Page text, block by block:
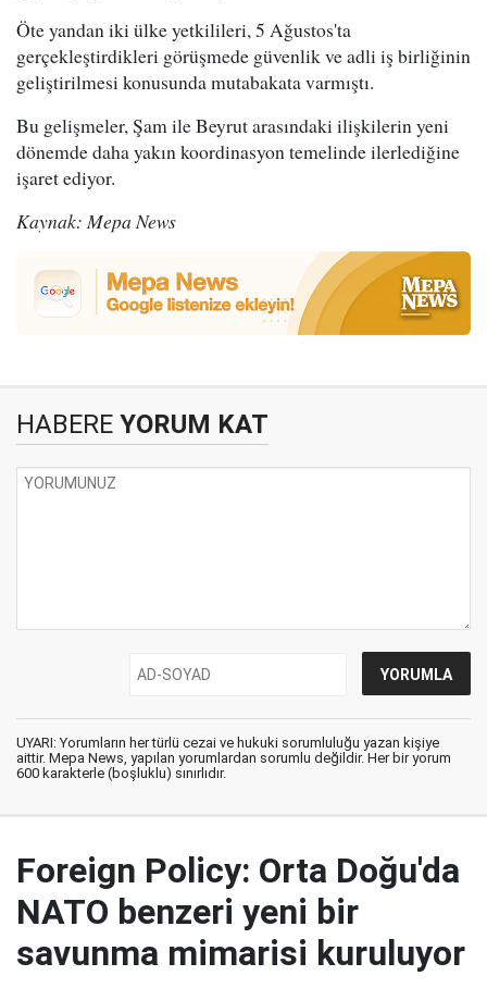
Öte yandan iki ülke yetkilileri, 5 Ağustos'ta
gerçekleştirdikleri görüşmede güvenlik ve adli iş birliğinin
geliştirilmesi konusunda mutabakata varmıştı.
Bu gelişmeler, Şam ile Beyrut arasındaki ilişkilerin yeni
dönemde daha yakın koordinasyon temelinde ilerlediğine
işaret ediyor.
Kaynak: Mepa News
HABERE YORUM KAT
UYARI: Yorumların her türlü cezai ve hukuki sorumluluğu yazan kişiye
aittir. Mepa News, yapılan yorumlardan sorumlu değildir. Her bir yorum
600 karakterle (boşluklu) sınırlıdır.
Foreign Policy: Orta Doğu'da
NATO benzeri yeni bir
savunma mimarisi kuruluyor